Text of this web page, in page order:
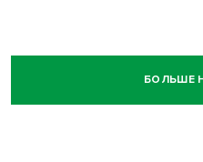
БОЛЬШЕ